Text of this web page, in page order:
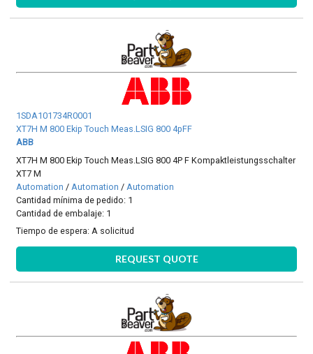
1SDA101734R0001
XT7H M 800 Ekip Touch Meas.LSIG 800 4pFF
ABB
XT7H M 800 Ekip Touch Meas.LSIG 800 4P F Kompaktleistungsschalter
XT7 M
Automation / Automation / Automation
Cantidad mínima de pedido: 1
Cantidad de embalaje: 1
Tiempo de espera: A solicitud
REQUEST QUOTE